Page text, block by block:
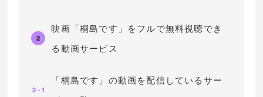
2
映画「桐島です」をフルで無料視聴でき
る動画サービス
2-1
「桐島です」の動画を配信しているサー